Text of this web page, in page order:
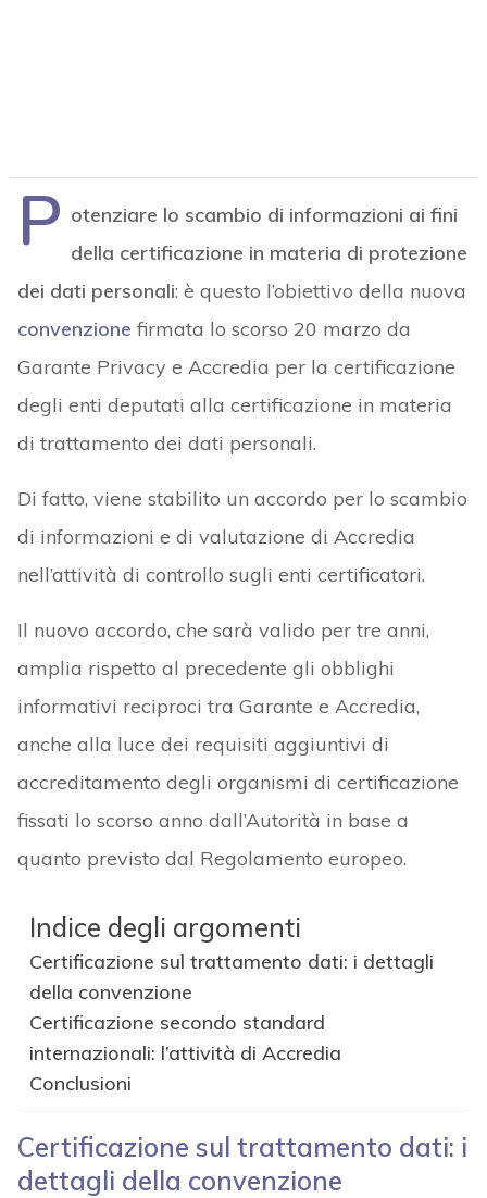
P otenziare lo scambio di informazioni ai fini
della certificazione in materia di protezione
dei dati personali: è questo l’obiettivo della nuova
convenzione firmata lo scorso 20 marzo da
Garante Privacy e Accredia per la certificazione
degli enti deputati alla certificazione in materia
di trattamento dei dati personali.
Di fatto, viene stabilito un accordo per lo scambio
di informazioni e di valutazione di Accredia
nell’attività di controllo sugli enti certificatori.
Il nuovo accordo, che sarà valido per tre anni,
amplia rispetto al precedente gli obblighi
informativi reciproci tra Garante e Accredia,
anche alla luce dei requisiti aggiuntivi di
accreditamento degli organismi di certificazione
fissati lo scorso anno dall’Autorità in base a
quanto previsto dal Regolamento europeo.
Indice degli argomenti
Certificazione sul trattamento dati: i dettagli
della convenzione
Certificazione secondo standard
internazionali: l’attività di Accredia
Conclusioni
Certificazione sul trattamento dati: i
dettagli della convenzione